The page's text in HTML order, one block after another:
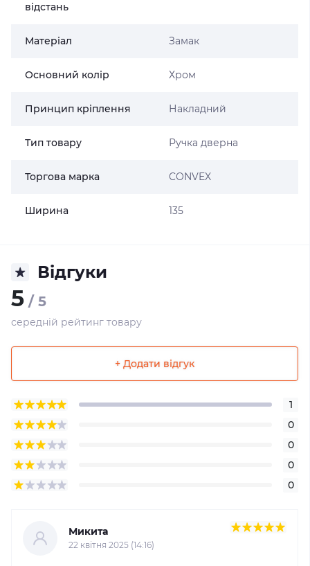
відстань
Матеріал Замак
Основний колір Хром
Принцип кріплення Накладний
Тип товару Ручка дверна
Торгова марка CONVEX
Ширина 135
Відгуки
5 / 5
середній рейтинг товару
+ Додати відгук
1
0
0
0
0
Микита
22 квітня 2025 (14:16)